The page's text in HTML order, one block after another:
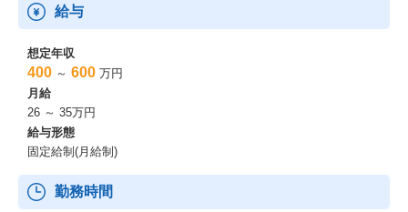
給与
想定年収
400 ～ 600 万円
月給
26 ～ 35万円
給与形態
固定給制(月給制)
勤務時間